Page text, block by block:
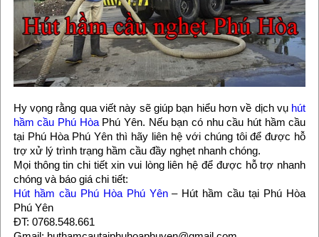
Hy vọng rằng qua viết này sẽ giúp bạn hiểu hơn về dịch vụ hút
hầm cầu Phú HòaPhú Yên. Nếu bạn có nhu cầu hút hầm cầu
tại Phú Hòa Phú Yên thì hãy liên hệ với chúng tôi để được hỗ
trợ xử lý trình trạng hầm cầu đầy nghẹt nhanh chóng.
Mọi thông tin chi tiết xin vui lòng liên hệ để được hỗ trợ nhanh
chóng và báo giá chi tiết:
Hút hầm cầu Phú Hòa Phú Yên– Hút hầm cầu tại Phú Hòa
Phú Yên
ĐT: 0768.548.661